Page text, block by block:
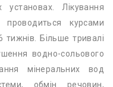
установах. Лікування
курсами
тижнів. Більше тривалі
водно-сольового
мінеральних вод
обмін речовин,